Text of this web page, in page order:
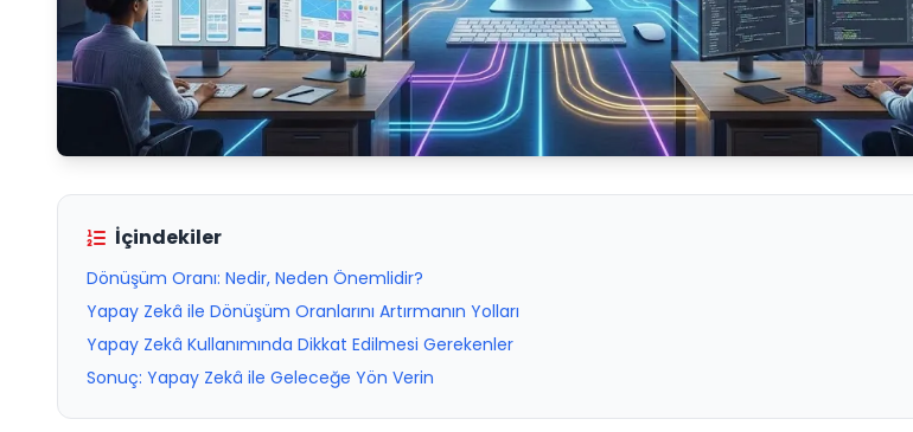
İçindekiler
Dönüşüm Oranı: Nedir, Neden Önemlidir?
Yapay Zekâ ile Dönüşüm Oranlarını Artırmanın Yolları
Yapay Zekâ Kullanımında Dikkat Edilmesi Gerekenler
Sonuç: Yapay Zekâ ile Geleceğe Yön Verin